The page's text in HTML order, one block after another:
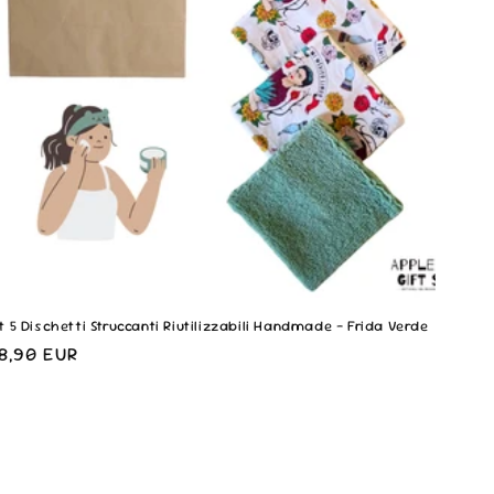
5 Dischetti Struccanti Riutilizzabili Handmade - Frida Verde
EUR